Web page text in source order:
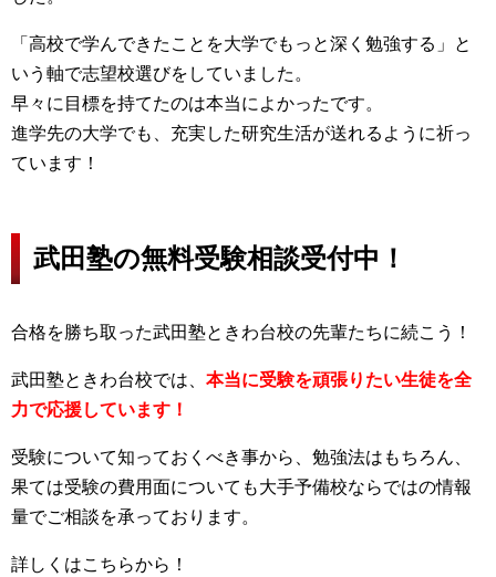
「高校で学んできたことを大学でもっと深く勉強する」と
いう軸で志望校選びをしていました。
早々に目標を持てたのは本当によかったです。
進学先の大学でも、充実した研究生活が送れるように祈っ
ています！
武田塾の無料受験相談受付中！
合格を勝ち取った武田塾ときわ台校の先輩たちに続こう！
武田塾ときわ台校では、 本当に受験を頑張りたい生徒を全
力で応援しています！
受験について知っておくべき事から、勉強法はもちろん、
果ては受験の費用面についても大手予備校ならではの情報
量でご相談を承っております。
詳しくはこちらから！